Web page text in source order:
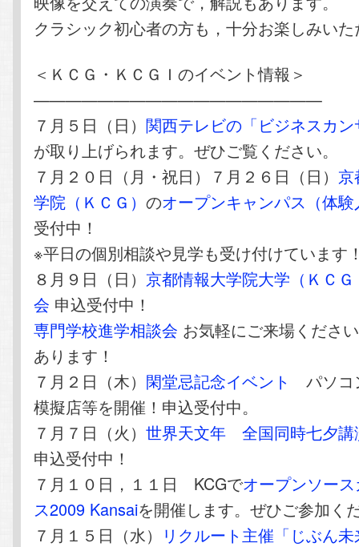
クラシック初心者の方も，十分お楽しみい
＜ＫＣＧ・ＫＣＧＩのイベント情報＞
——————————————————
７月５日（日）関西テレビの「ビジネスカ
が取り上げられます。ぜひご覧ください。
７月２０日（月・祝日）７月２６日（日）
学院（ＫＣＧ）のオープンキャンパス（体
受付中！
※平日の個別相談や見学も受け付けています
８月９日（日） 京都情報大学院大学（ＫＣ
会 申込受付中！
専門学校進学相談会 お気軽にご来場くださ
あります！
７月２日（木） 閑堂忌記念イベント
パソコ
模擬店等を開催！申込受付中。
７月７日（火）世界天文年 全国同時七夕講
申込受付中！
７月１０日，１１日 KCGでオープンソー
ス2009 Kansaiを開催します。ぜひご参加く
７月１５日（水） リクルート主催「じぶん